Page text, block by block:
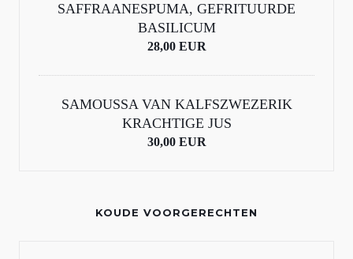
SAFFRAANESPUMA, GEFRITUURDE
BASILICUM
28,00 EUR
SAMOUSSA VAN KALFSZWEZERIK
KRACHTIGE JUS
30,00 EUR
KOUDE VOORGERECHTEN